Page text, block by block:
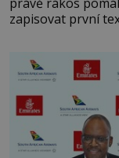
zapisovat první
letního koupání.